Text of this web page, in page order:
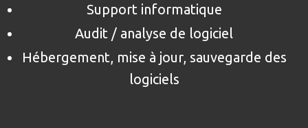
Support informatique
Audit / analyse de logiciel
Hébergement, mise à jour, sauvegarde des
logiciels